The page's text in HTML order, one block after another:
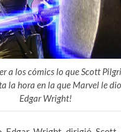
a los cómics lo que Scott
la hora en la que Marvel le
Edgar Wright!